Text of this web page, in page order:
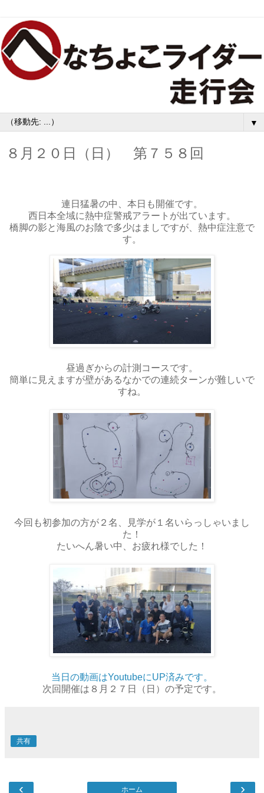
▼
８月２０日（日） 第７５８回
連日猛暑の中、本日も開催です。
西日本全域に熱中症警戒アラートが出ています。
橋脚の影と海風のお陰で多少はましですが、熱中症注意で
す。
昼過ぎからの計測コースです。
簡単に見えますが壁があるなかでの連続ターンが難しいで
すね。
今回も初参加の方が２名、見学が１名いらっしゃいまし
た！
たいへん暑い中、お疲れ様でした！
当日の動画はYoutubeにUP済みです。
次回開催は８月２７日（日）の予定です。
共有
‹ ›
ホーム